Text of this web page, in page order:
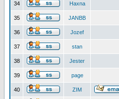
34 Haxna
35 JANBB
36 Jozef
37 stan
38 Jester
39 page
40 ZIM